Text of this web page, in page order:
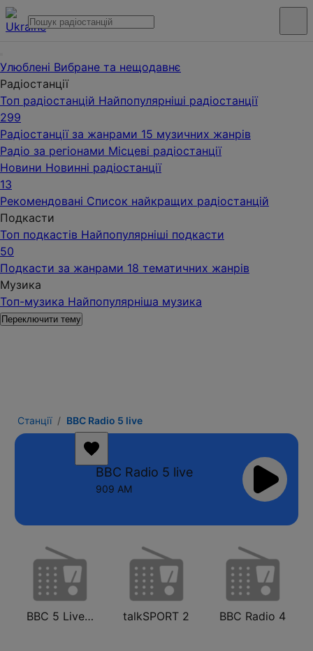
Улюблені Вибране та нещодавнє
Радіостанції
Топ радіостанцій Найпопулярніші радіостанції
299
Радіостанції за жанрами 15 музичних жанрів
Радіо за регіонами Місцеві радіостанції
Новини Новинні радіостанції
13
Рекомендовані Список найкращих радіостанцій
Подкасти
Топ подкастів Найпопулярніші подкасти
50
Подкасти за жанрами 18 тематичних жанрів
Музика
Топ-музика Найпопулярніша музика
Переключити тему
Станції BBC Radio 5 live
BBC Radio 5 live
909 AM
BBC 5 Live Sports Extra (UK Only) talkSPORT 2 BBC Radio 4